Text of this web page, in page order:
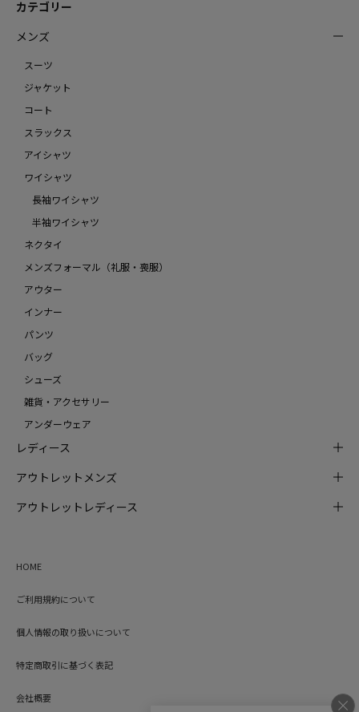
カテゴリー
メンズ
スーツ
ジャケット
コート
スラックス
アイシャツ
ワイシャツ
長袖ワイシャツ
半袖ワイシャツ
ネクタイ
メンズフォーマル（礼服・喪服）
アウター
インナー
パンツ
バッグ
シューズ
雑貨・アクセサリー
アンダーウェア
レディース
アウトレットメンズ
アウトレットレディース
HOME
ご利用規約について
個人情報の取り扱いについて
特定商取引に基づく表記
会社概要